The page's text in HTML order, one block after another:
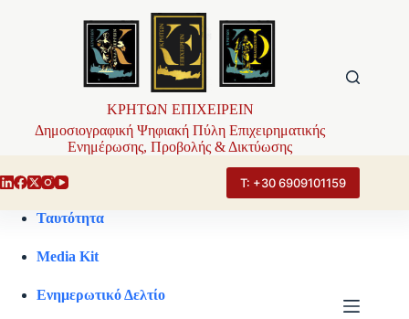
ΚΡΗΤΩΝ ΕΠΙΧΕΙΡΕΙΝ
Δημοσιογραφική Ψηφιακή Πύλη Επιχειρηματικής
Ενημέρωσης, Προβολής & Δικτύωσης
Τ: +30 6909101159
Ταυτότητα
Media Kit
Ενημερωτικό Δελτίο